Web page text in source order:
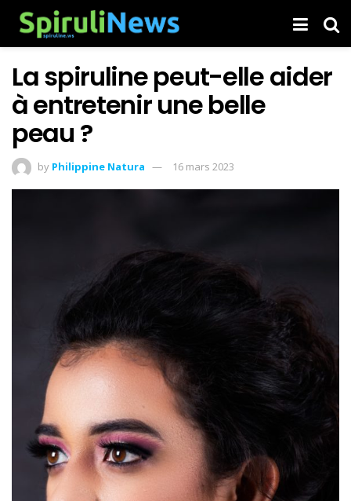
La spiruline peut-elle aider
à entretenir une belle
peau ?
by Philippine Natura 16 mars 2023